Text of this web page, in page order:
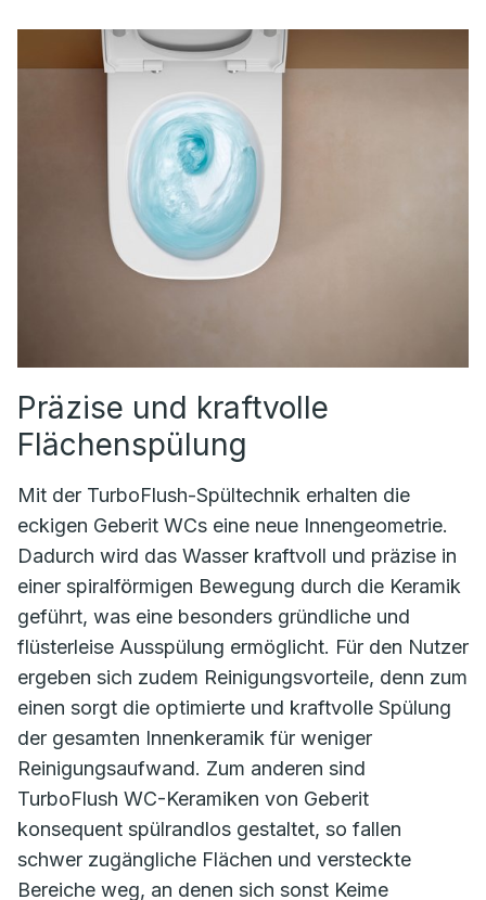
Präzise und kraftvolle
Flächenspülung
Mit der TurboFlush-Spültechnik erhalten die
eckigen Geberit WCs eine neue Innengeometrie.
Dadurch wird das Wasser kraftvoll und präzise in
einer spiralförmigen Bewegung durch die Keramik
geführt, was eine besonders gründliche und
flüsterleise Ausspülung ermöglicht. Für den Nutzer
ergeben sich zudem Reinigungsvorteile, denn zum
einen sorgt die optimierte und kraftvolle Spülung
der gesamten Innenkeramik für weniger
Reinigungsaufwand. Zum anderen sind
TurboFlush WC-Keramiken von Geberit
konsequent spülrandlos gestaltet, so fallen
schwer zugängliche Flächen und versteckte
Bereiche weg, an denen sich sonst Keime